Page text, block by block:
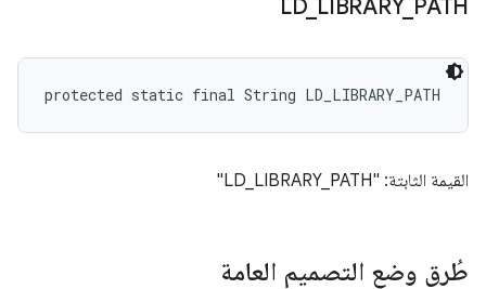
LD_ LIBRARY_ PATH
protected static final String LD_LIBRARY_PATH
القيمة الثابتة: "LD_LIBRARY_PATH"
طُرق وضع التصميم العامة